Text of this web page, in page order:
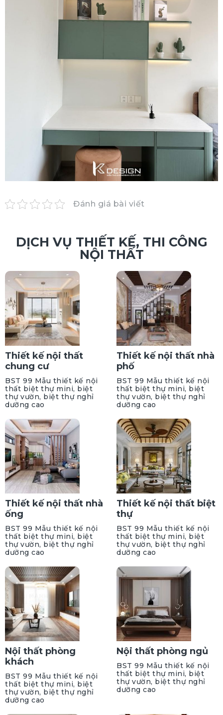
Đánh giá bài viết
DỊCH VỤ THIẾT KẾ, THI CÔNG
NỘI THẤT
Thiết kế nội thất
chung cư
BST 99 Mẫu thiết kế nội
thất biệt thự mini, biệt
thự vườn, biệt thự nghỉ
dưỡng cao
Thiết kế nội thất nhà
phố
BST 99 Mẫu thiết kế nội
thất biệt thự mini, biệt
thự vườn, biệt thự nghỉ
dưỡng cao
Thiết kế nội thất nhà
ống
BST 99 Mẫu thiết kế nội
thất biệt thự mini, biệt
thự vườn, biệt thự nghỉ
dưỡng cao
Thiết kế nội thất biệt
thự
BST 99 Mẫu thiết kế nội
thất biệt thự mini, biệt
thự vườn, biệt thự nghỉ
dưỡng cao
Nội thất phòng
khách
BST 99 Mẫu thiết kế nội
thất biệt thự mini, biệt
thự vườn, biệt thự nghỉ
dưỡng cao
Nội thất phòng ngủ
BST 99 Mẫu thiết kế nội
thất biệt thự mini, biệt
thự vườn, biệt thự nghỉ
dưỡng cao